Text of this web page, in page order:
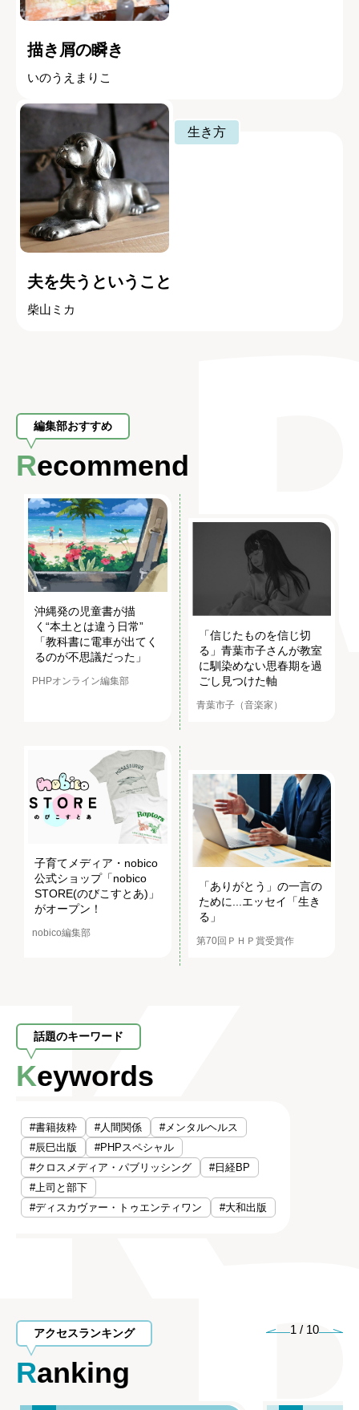
描き屑の瞬き
いのうえまりこ
生き方
夫を失うということ
柴山ミカ
編集部おすすめ
Recommend
沖縄発の児童書が描
く“本土とは違う日常”
「教科書に電車が出てく
るのが不思議だった」
PHPオンライン編集部
「信じたものを信じ切
る」青葉市子さんが教室
に馴染めない思春期を過
ごし見つけた軸
青葉市子（音楽家）
子育てメディア・nobico
公式ショップ「nobico
STORE(のびこすとあ)」
がオープン！
nobico編集部
「ありがとう」の一言の
ために...エッセイ「生き
る」
第70回ＰＨＰ賞受賞作
話題のキーワード
Keywords
#書籍抜粋 #人間関係
#メンタルヘルス
#辰巳出版
#PHPスペシャル
#クロスメディア・パブリッシング
#日経BP
#上司と部下
#ディスカヴァー・トゥエンティワン
#大和出版
アクセスランキング
Ranking
1 / 10